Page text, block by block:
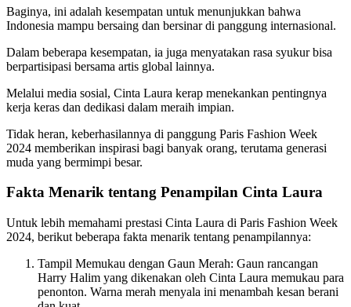
Baginya, ini adalah kesempatan untuk menunjukkan bahwa
Indonesia mampu bersaing dan bersinar di panggung internasional.
Dalam beberapa kesempatan, ia juga menyatakan rasa syukur bisa
berpartisipasi bersama artis global lainnya.
Melalui media sosial, Cinta Laura kerap menekankan pentingnya
kerja keras dan dedikasi dalam meraih impian.
Tidak heran, keberhasilannya di panggung Paris Fashion Week
2024 memberikan inspirasi bagi banyak orang, terutama generasi
muda yang bermimpi besar.
Fakta Menarik tentang Penampilan Cinta Laura
Untuk lebih memahami prestasi Cinta Laura di Paris Fashion Week
2024, berikut beberapa fakta menarik tentang penampilannya:
Tampil Memukau dengan Gaun Merah: Gaun rancangan
Harry Halim yang dikenakan oleh Cinta Laura memukau para
penonton. Warna merah menyala ini menambah kesan berani